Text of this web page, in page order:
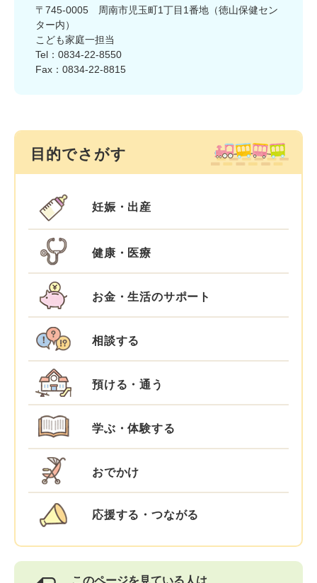
〒745-0005
周南市児玉町1丁目1番地（徳山保健セン
ター内）
こども家庭一担当
Tel：0834-22-8550
Fax：0834-22-8815
目的でさがす
妊娠・出産
健康・医療
お金・生活のサポート
相談する
預ける・通う
学ぶ・体験する
おでかけ
応援する・つながる